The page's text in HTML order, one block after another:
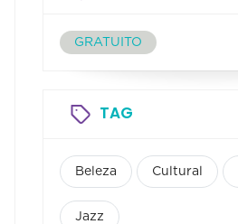
GRATUITO
TAG
Beleza Cultural
Jazz